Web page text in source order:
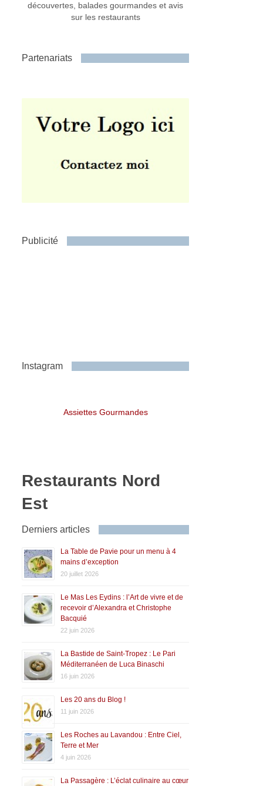
découvertes, balades gourmandes et avis
sur les restaurants
Partenariats
Publicité
Instagram
Assiettes Gourmandes
Restaurants Nord
Est
Derniers articles
La Table de Pavie pour un menu à 4
mains d’exception
20 juillet 2026
Le Mas Les Eydins : l’Art de vivre et de
recevoir d’Alexandra et Christophe
Bacquié
22 juin 2026
La Bastide de Saint-Tropez : Le Pari
Méditerranéen de Luca Binaschi
16 juin 2026
Les 20 ans du Blog !
11 juin 2026
Les Roches au Lavandou : Entre Ciel,
Terre et Mer
4 juin 2026
La Passagère : L’éclat culinaire au cœur